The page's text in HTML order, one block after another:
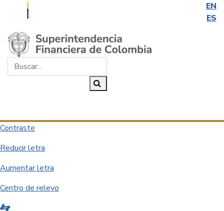
EN
ES
Saltar al contenido principal
Contraste
Reducir letra
Aumentar letra
Centro de relevo